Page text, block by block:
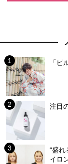
「ピ
注目
“盛
イロ